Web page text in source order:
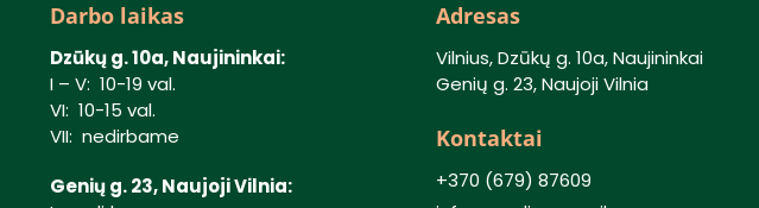
Darbo laikas
Dzūkų g. 10a, Naujininkai:
I – V: 10-19 val.
VI: 10-15 val.
VII: nedirbame
Genių g. 23, Naujoji Vilnia:
Adresas
Vilnius, Dzūkų g. 10a, Naujininkai
Genių g. 23, Naujoji Vilnia
Kontaktai
+370 (679) 87609